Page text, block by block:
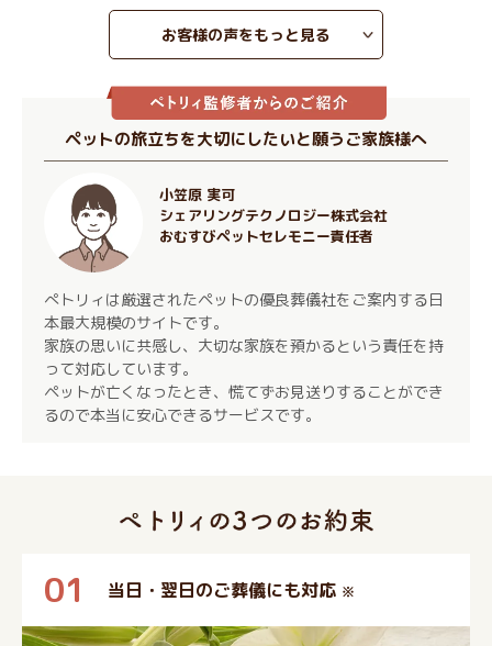
お客様の声をもっと見る
ペットの旅立ちを大切にしたいと願うご家族様へ
小笠原 実可
シェアリングテクノロジー株式会社
おむすびペットセレモニー責任者
ぺトリィは厳選されたペットの優良葬儀社をご案内する日
本最大規模のサイトです。
家族の思いに共感し、大切な家族を預かるという責任を持
って対応しています。
ペットが亡くなったとき、慌てずお見送りすることができ
るので本当に安心できるサービスです。
01 当日・翌日のご葬儀にも対応 ※